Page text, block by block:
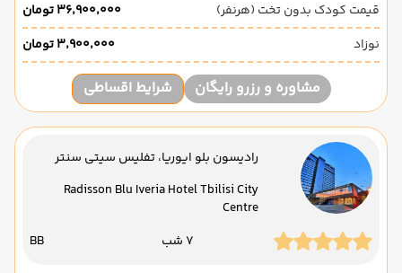
قیمت کودک بدون تخت (هرنفر)
۳۶٬۹۰۰٬۰۰۰ تومان
نوزاد
۳٬۹۰۰٬۰۰۰ تومان
مشاوره و رزرو رایگان شرایط اقساطی
رادیسون بلو ایوریا، تفلیس سیتی سنتر
Radisson Blu Iveria Hotel Tbilisi City
Centre
7 شب
BB